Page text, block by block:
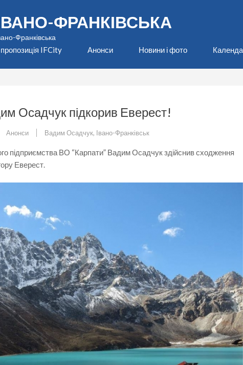
ФРАНКІВСЬКА
Франківська
IFCity Анонси Новини і фото
Осадчук підкорив Еверест!
Анонси Вадим Осадчук, Івано-Франківськ
підприємства ВО “Карпати” Вадим Осадчук здійснив сходження
Еверест.